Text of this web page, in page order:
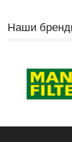
Наши